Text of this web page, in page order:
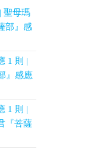
聖母瑪
部』感
1 則 |
』感應
1 則 |
『菩薩